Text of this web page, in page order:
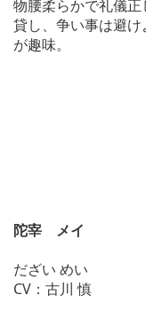
物腰柔らかで礼儀
貸し、争い事は避
が趣味。
陀宰 メイ
だざい めい
CV：古川 慎